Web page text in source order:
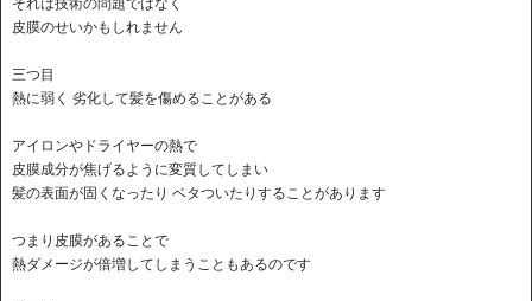
皮膜のせいかもしれません
三つ目
熱に弱く 劣化して髪を傷めることがある
アイロンやドライヤーの熱で
皮膜成分が焦げるように変質してしまい
髪の表面が固くなったり ベタついたりすることがあります
つまり皮膜があることで
熱ダメージが倍増してしまうこともあるのです